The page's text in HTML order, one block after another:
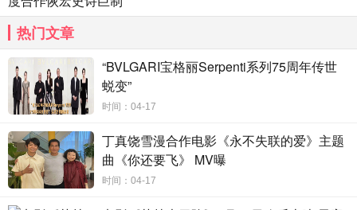
都希望大家能在电影中感受到更多新鲜的东西。
郑执在特辑中提到，当你觉得过不去的时候，是东北人的这份浪漫，希望以
及对家的执念，才让人坚韧地活下去。北影节开幕式红毯上，东北籍演员也同样
表达了《森中有林》呈现了最具生活感的东北精神，饰演廉加海的于和伟说：“在
那片土地上，那个人物我熟！”张天爱则表达，电影展现了东北人的生命力。从市
井烟火到骨子里的乐观与执念，郑执用三个春天拍出了一个浪漫又危险的故事，
也解构出了这片土地上的人最底层的那股劲儿。
电影《森中有林》由麦特影业（上海）有限公司、上海拾谷影业有限公
司、大白桃（湖北）影视文化发展有限公司、湖北长江电影集团有限责任公司出
品，上海腾讯企鹅影视文化传播有限公司、北京好回合影业有限公司、湖北庆芭
芭传媒有限责任公司、广州好回合影业有限公司、三亚城宇文化传媒有限公司、
麦特影业（杭州）有限公司、山西翊星文化传媒有限公司、上海鼓有此山文化传
热门文章
“BVLGARI宝格丽Serpenti系列75周年传世
蜕变”
时间：04-17
丁真饶雪漫合作电影《永不失联的爱》主题
曲《你还要飞》 MV曝
时间：04-17